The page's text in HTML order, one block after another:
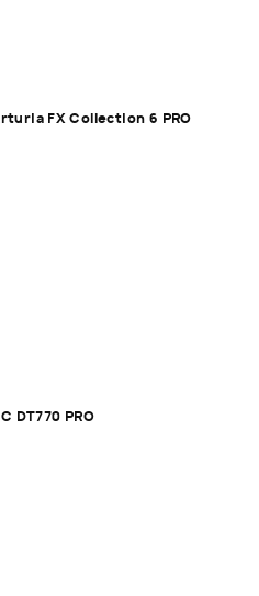
FX Collection 6 PRO
DT770 PRO